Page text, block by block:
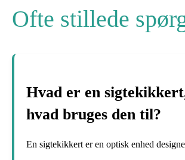
Ofte stillede
Hvad er en
hvad bruges den til?
En sigtekikkert er en optisk enhed